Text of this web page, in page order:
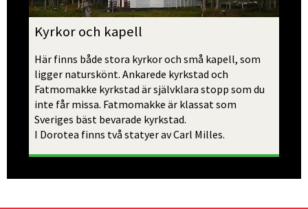
Kyrkor och kapell
Här finns både stora kyrkor och små kapell, som
ligger naturskönt. Ankarede kyrkstad och
Fatmomakke kyrkstad är självklara stopp som du
inte får missa. Fatmomakke är klassat som
Sveriges bäst bevarade kyrkstad.
I Dorotea finns två statyer av Carl Milles.